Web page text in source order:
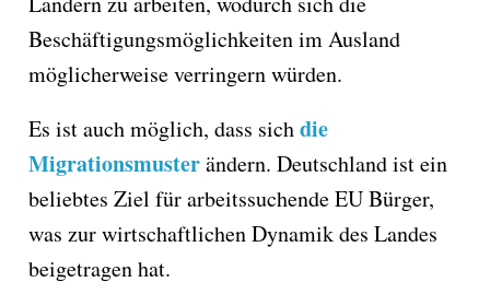
Beschäftigungsmöglichkeiten im Ausland
möglicherweise verringern würden.
Es ist auch möglich, dass sichdie
Migrationsmusterändern. Deutschland ist ein
beliebtes Ziel für arbeitssuchende EU Bürger,
was zur wirtschaftlichen Dynamik des Landes
beigetragen hat.